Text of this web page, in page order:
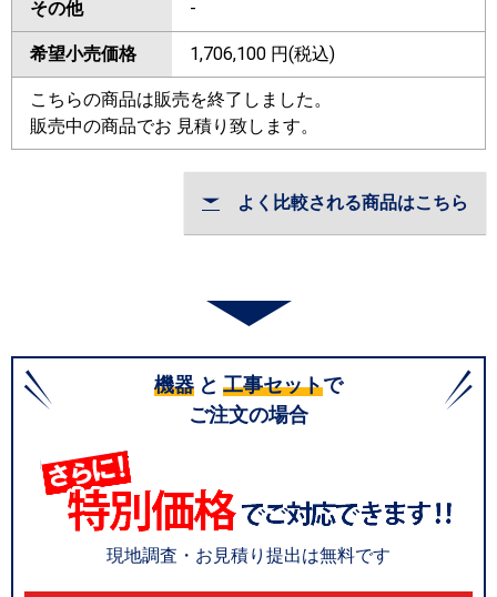
その他 -
希望小売価格 1,706,100 円(税込)
こちらの商品は販売を終了しました。
販売中の商品でお 見積り致します。
よく比較される商品はこちら
機器 と 工事セットで
ご注文の場合
現地調査・お見積り提出は無料です